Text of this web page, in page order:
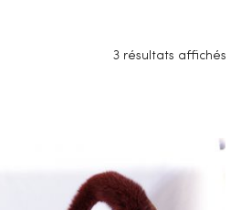
3 résultats affichés